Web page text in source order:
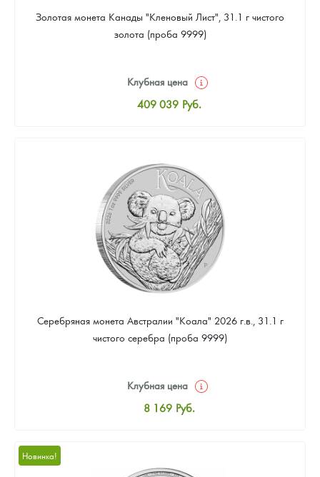
Золотая монета Канады "Кленовый Лист", 31.1 г чистого
золота (проба 9999)
Клубная цена
409 039 Руб.
Цена выкупа
384 869 Руб.
Серебряная монета Австралии "Коала" 2026 г.в., 31.1 г
чистого серебра (проба 9999)
Клубная цена
8 169 Руб.
Цена выкупа
Новинка!